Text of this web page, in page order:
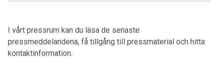
följd. Återhämtningen av konjunkturen
har därför återigen skjutits fram.
I vårt pressrum kan du läsa de senaste
pressmeddelandena, få tillgång till pressmaterial och hitta
kontaktinformation.